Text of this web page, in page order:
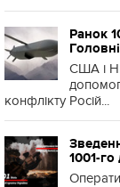
Ранок
США і
конфлікту Росій...
1001-